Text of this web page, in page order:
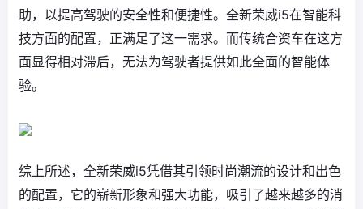
助，以提高驾驶的安全性和便捷性。全新荣威i5在智能科
技方面的配置，正满足了这一需求。而传统合资车在这方
面显得相对滞后，无法为驾驶者提供如此全面的智能体
验。
综上所述，全新荣威i5凭借其引领时尚潮流的设计和出色
的配置，它的崭新形象和强大功能，吸引了越来越多的消